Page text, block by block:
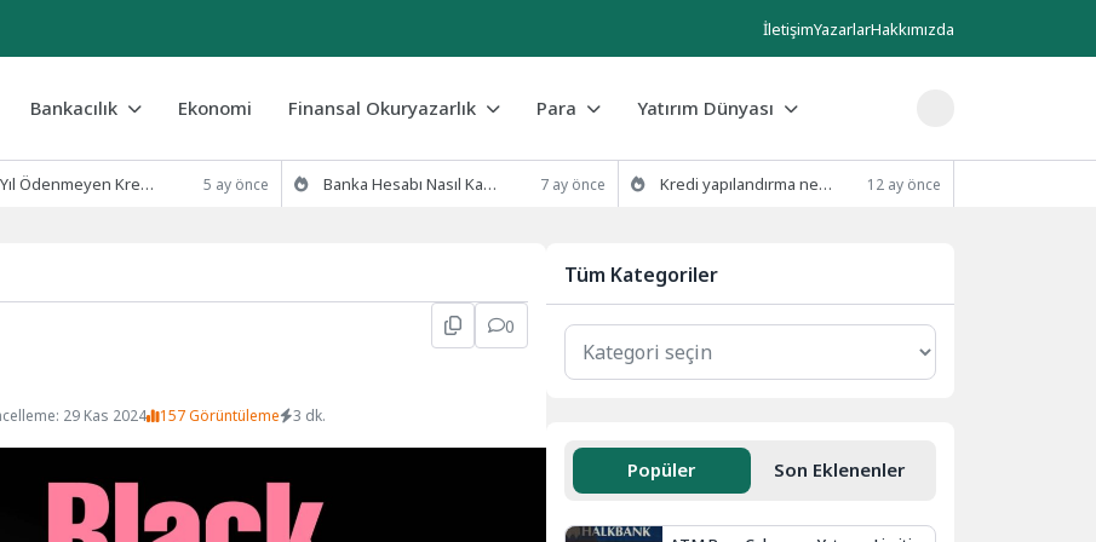
İletişimYazarlarHakkımızda
Bankacılık Ekonomi Finansal Okuryazarlık Para Yatırım Dünyası
Kredi Borcu Silinir mi? 2026 Yasal Süreç ve Çözümler 5 ay önce Banka Hesabı Nasıl Kapatılır? (Şubeye Gitmeden E-Devlet ve Mobil Yöntemler) 7 ay önce Kredi yapılandırma nedir ve nasıl yapılır? 12 ay önce
0
29 Kas 2024 157 Görüntüleme 3 dk.
Tüm Kategoriler
Popüler Son Eklenenler